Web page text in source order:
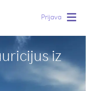
Prijava
iz